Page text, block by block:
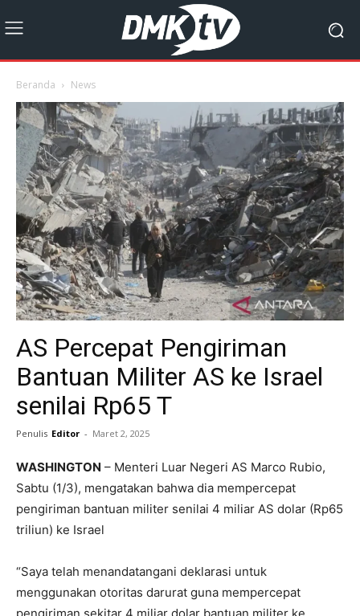
Beranda News
AS Percepat Pengiriman
Bantuan Militer AS ke Israel
senilai Rp65 T
Penulis Editor - Maret 2, 2025
WASHINGTON – Menteri Luar Negeri AS Marco Rubio,
Sabtu (1/3), mengatakan bahwa dia mempercepat
pengiriman bantuan militer senilai 4 miliar AS dolar (Rp65
triliun) ke Israel
“Saya telah menandatangani deklarasi untuk
menggunakan otoritas darurat guna mempercepat